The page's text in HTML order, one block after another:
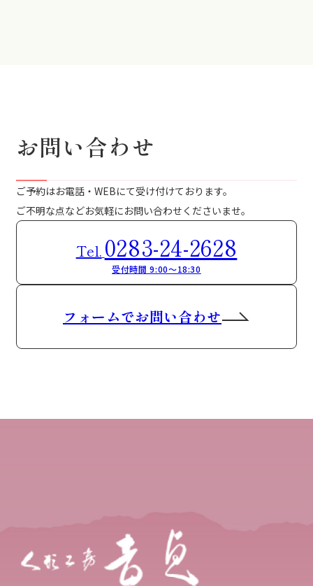
お問い合わせ
ご予約はお電話・WEBにて受け付けております。
ご不明な点などお気軽にお問い合わせくださいませ。
Tel. 0283-24-2628
受付時間 9:00～18:30
フォームでお問い合わせ